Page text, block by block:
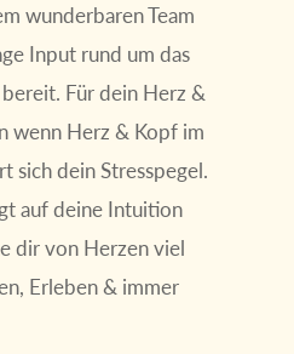
wunderbaren Team
Input rund um das
Für dein Herz &
wenn Herz & Kopf im
sich dein Stresspegel.
auf deine Intuition
dir von Herzen viel
Erleben & immer